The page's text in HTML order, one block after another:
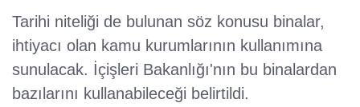
Tarihi niteliği de bulunan söz konusu binalar,
ihtiyacı olan kamu kurumlarının kullanımına
sunulacak. İçişleri Bakanlığı'nın bu binalardan
bazılarını kullanabileceği belirtildi.